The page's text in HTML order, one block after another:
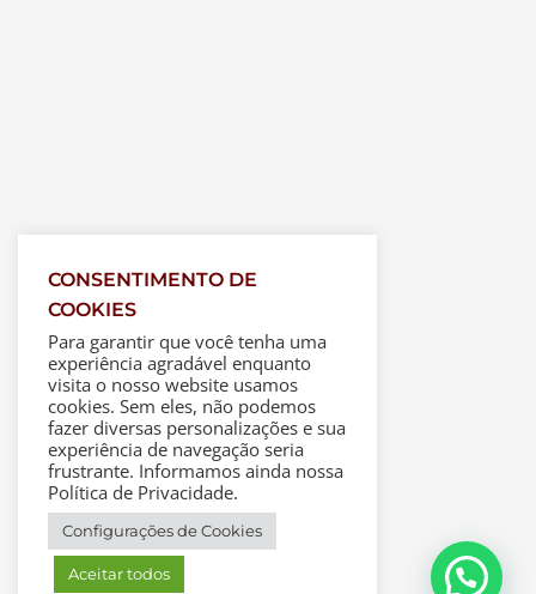
CONSENTIMENTO DE
COOKIES
Para garantir que você tenha uma
experiência agradável enquanto
visita o nosso website usamos
cookies. Sem eles, não podemos
fazer diversas personalizações e sua
experiência de navegação seria
frustrante. Informamos ainda nossa
Política de Privacidade.
Configurações de Cookies
Aceitar todos